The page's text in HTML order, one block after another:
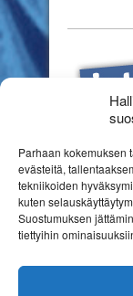
Parhaan kokemuksen
evästeitä,
tekniikoiden
kuten
Suostumuksen
tiettyihin